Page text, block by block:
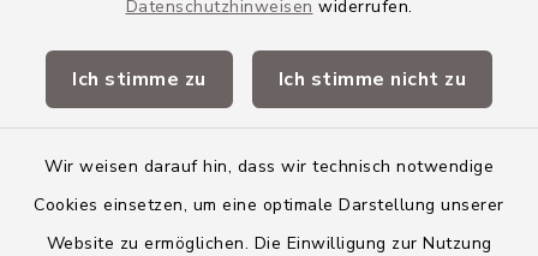
Datenschutzhinweisen widerrufen.
Ich stimme zu Ich stimme nicht zu
Wir weisen darauf hin, dass wir technisch notwendige
Cookies einsetzen, um eine optimale Darstellung unserer
Website zu ermöglichen. Die Einwilligung zur Nutzung
Landkreis Neu-Ulm